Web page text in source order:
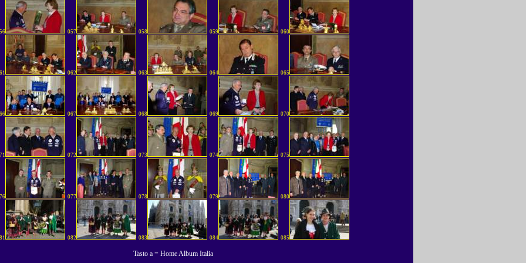
057 058 059 060
062 063 064 065
067 068 069 070
072 073 074 075
077 078 079 080
082 083 084 085
Tasto a = Home Album Italia